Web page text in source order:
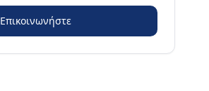
Επικοινωνήστε